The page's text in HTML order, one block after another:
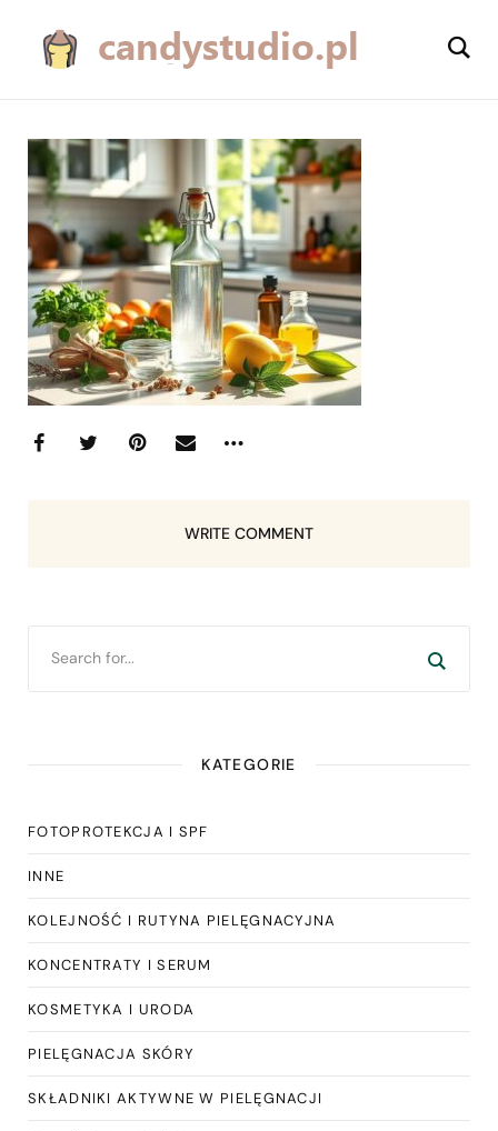
WRITE COMMENT
KATEGORIE
FOTOPROTEKCJA I SPF
INNE
KOLEJNOŚĆ I RUTYNA PIELĘGNACYJNA
KONCENTRATY I SERUM
KOSMETYKA I URODA
PIELĘGNACJA SKÓRY
SKŁADNIKI AKTYWNE W PIELĘGNACJI